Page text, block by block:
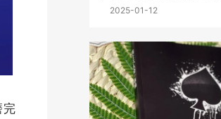
完
2025-01-12